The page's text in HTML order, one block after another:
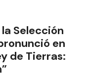
Selección
en
de Tierras: